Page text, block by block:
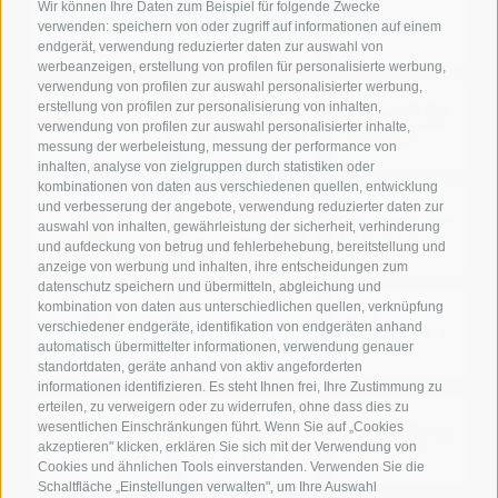
Wir können Ihre Daten zum Beispiel für folgende Zwecke
verwenden: speichern von oder zugriff auf informationen auf einem
endgerät, verwendung reduzierter daten zur auswahl von
werbeanzeigen, erstellung von profilen für personalisierte werbung,
verwendung von profilen zur auswahl personalisierter werbung,
erstellung von profilen zur personalisierung von inhalten,
verwendung von profilen zur auswahl personalisierter inhalte,
messung der werbeleistung, messung der performance von
inhalten, analyse von zielgruppen durch statistiken oder
kombinationen von daten aus verschiedenen quellen, entwicklung
und verbesserung der angebote, verwendung reduzierter daten zur
auswahl von inhalten, gewährleistung der sicherheit, verhinderung
und aufdeckung von betrug und fehlerbehebung, bereitstellung und
anzeige von werbung und inhalten, ihre entscheidungen zum
datenschutz speichern und übermitteln, abgleichung und
kombination von daten aus unterschiedlichen quellen, verknüpfung
verschiedener endgeräte, identifikation von endgeräten anhand
automatisch übermittelter informationen, verwendung genauer
standortdaten, geräte anhand von aktiv angeforderten
informationen identifizieren. Es steht Ihnen frei, Ihre Zustimmung zu
erteilen, zu verweigern oder zu widerrufen, ohne dass dies zu
wesentlichen Einschränkungen führt. Wenn Sie auf „Cookies
akzeptieren" klicken, erklären Sie sich mit der Verwendung von
Cookies und ähnlichen Tools einverstanden. Verwenden Sie die
Schaltfläche „Einstellungen verwalten", um Ihre Auswahl